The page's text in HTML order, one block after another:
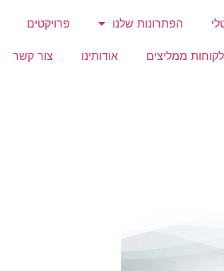
הפתרונות שלנו פרויקטים
לקוחות ממליצים אודותינו צור קשר